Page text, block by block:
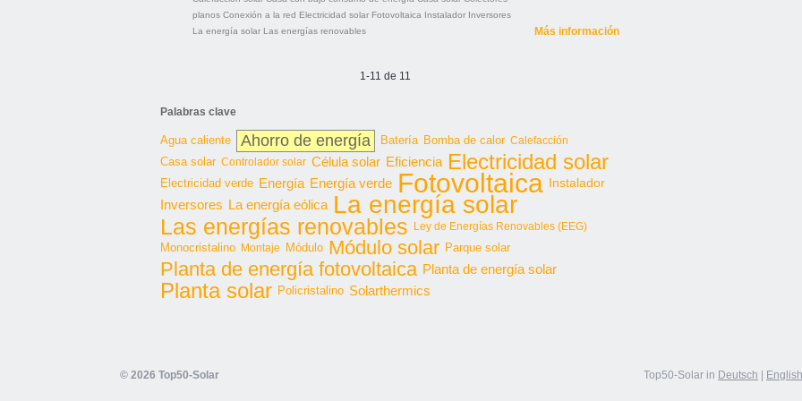
planos Conexión a la red Electricidad solar Fotovoltaica Instalador Inversores
La energía solar Las energías renovables Más información
1-11 de 11
Palabras clave
Agua caliente Ahorro de energía Batería Bomba de calor Calefacción
Casa solar Controlador solar Célula solar Eficiencia Electricidad solar
Electricidad verde Energía Energía verde Fotovoltaica Instalador
Inversores La energía eólica La energía solar
Las energías renovables Ley de Energías Renovables (EEG)
Monocristalino Montaje Módulo Módulo solar Parque solar
Planta de energía fotovoltaica Planta de energía solar
Planta solar Policristalino Solarthermics
© 2026 Top50-Solar Top50-Solar in Deutsch English